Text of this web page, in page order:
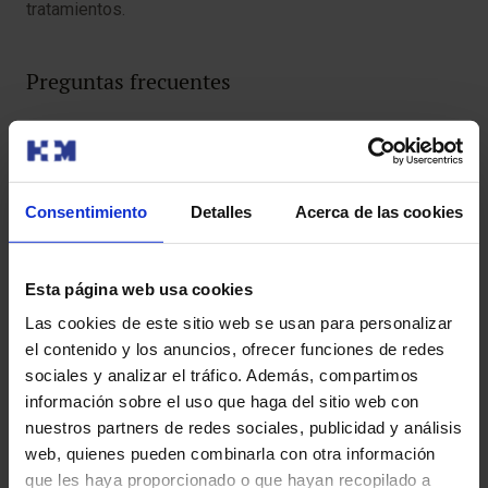
Consentimiento Detalles Acerca de las cookies
Esta página web usa cookies
Las cookies de este sitio web se usan para personalizar
el contenido y los anuncios, ofrecer funciones de redes
sociales y analizar el tráfico. Además, compartimos
información sobre el uso que haga del sitio web con
nuestros partners de redes sociales, publicidad y análisis
web, quienes pueden combinarla con otra información
que les haya proporcionado o que hayan recopilado a
tratamientos.
Preguntas frecuentes
¿Qué es la insuficiencia venosa?
La insuficiencia venosa crónica (IVC) ocurre cuando las
venas de las piernas no logran llevar adecuadamente la
sangre de regreso al corazón, lo que provoca
piel y, en casos avanzados, úlceras venosas.
¿Qué es la claudicación intermitente?
La claudicación intermitente es un síntoma típico de la
enfermedad arterial periférica (EAP), que consiste en
dolor, calambres o sensación de fatiga en los músculos
de las piernas (especialmente pantorrillas, muslos o